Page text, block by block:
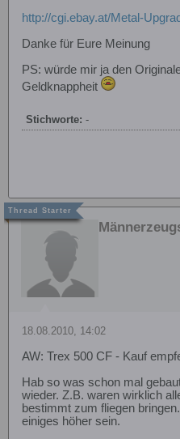
http://cgi.ebay.at/Metal-
Danke für Eure Meinung
PS: würde mir ja den
Geldknappheit
Stichworte: -
18.08.2010, 14:02
AW: Trex 500 CF - Kauf
Hab so was schon mal
wieder. Z.B. waren wirklich
bestimmt zum fliegen
einiges höher sein.